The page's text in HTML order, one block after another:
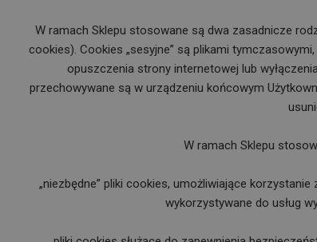
W ramach Sklepu stosowane są dwa zasadnicze
cookies). Cookies „sesyjne” są plikami
opuszczenia strony internetowej lub
przechowywane są w urządzeniu końcowym
W ramach Sklepu
„niezbędne” pliki cookies, umożliwiające
wykorzystywane do usług